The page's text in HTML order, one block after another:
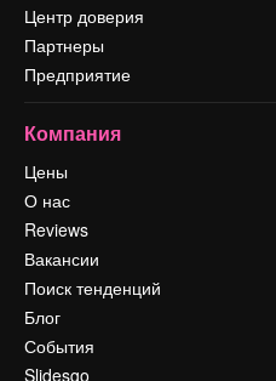
Центр доверия
Партнеры
Предприятие
Компания
Цены
О нас
Reviews
Вакансии
Поиск тенденций
Блог
События
Slidesgo